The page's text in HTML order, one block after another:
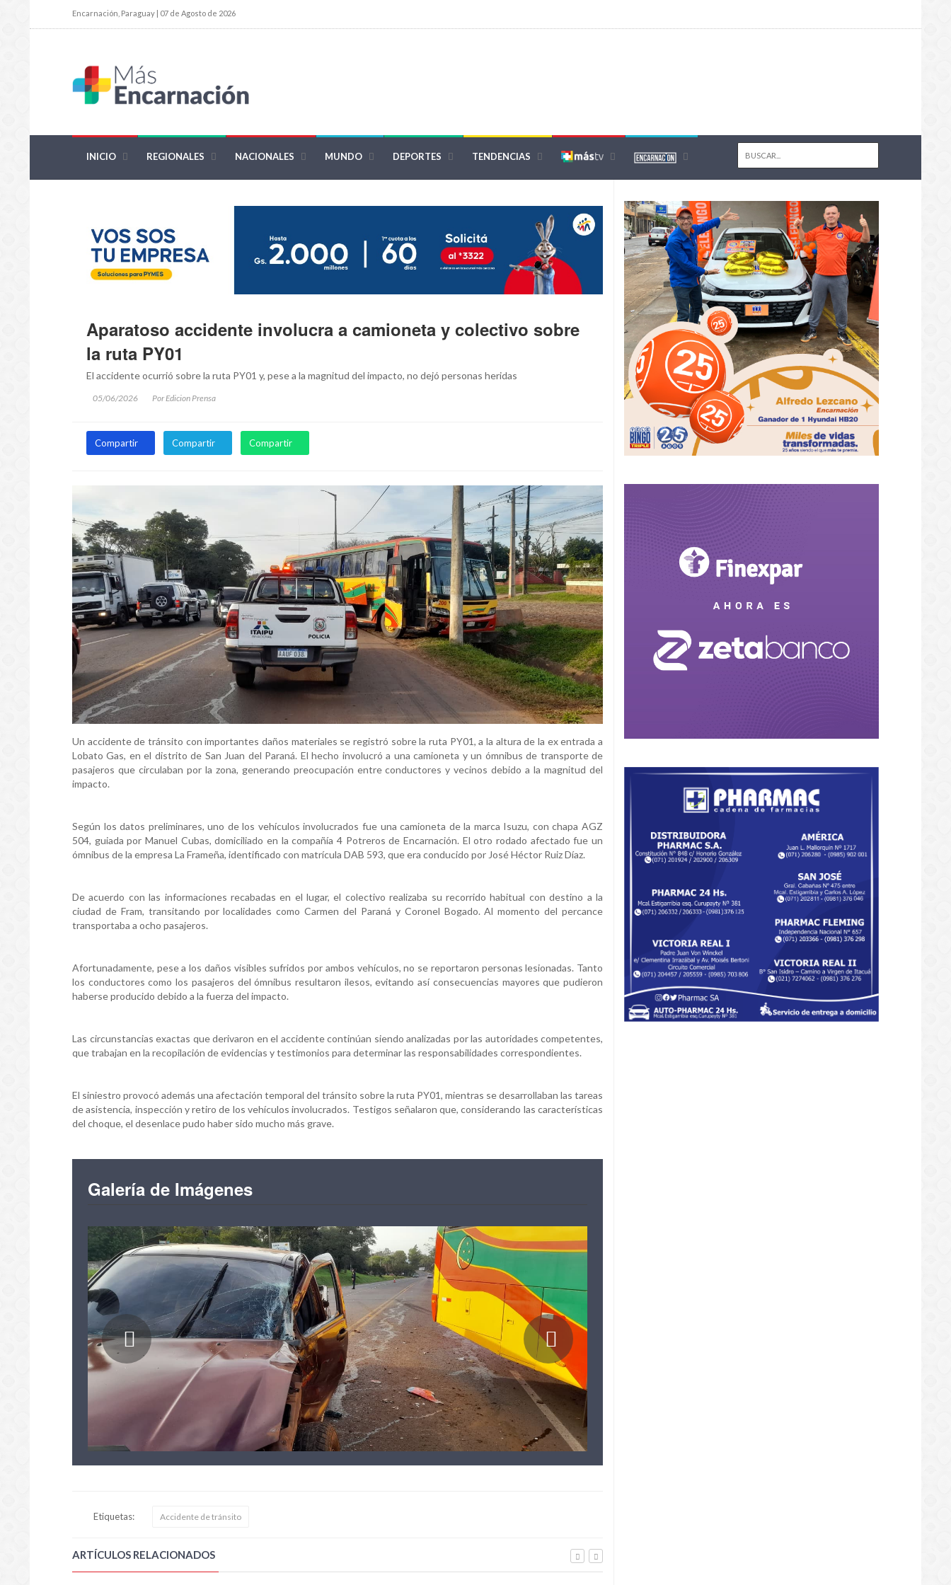
Encarnación, Paraguay | 07 de Agosto de 2026
INICIO REGIONALES NACIONALES MUNDO DEPORTES TENDENCIAS
Aparatoso accidente involucra a camioneta y colectivo sobre
la ruta PY01
El accidente ocurrió sobre la ruta PY01 y, pese a la magnitud del impacto, no dejó personas heridas
05/06/2026 Por Edicion Prensa
Compartir Compartir Compartir
Un accidente de tránsito con importantes daños materiales se registró sobre la ruta PY01, a la altura de la ex entrada a
Lobato Gas, en el distrito de San Juan del Paraná. El hecho involucró a una camioneta y un ómnibus de transporte de
pasajeros que circulaban por la zona, generando preocupación entre conductores y vecinos debido a la magnitud del
impacto.
Según los datos preliminares, uno de los vehículos involucrados fue una camioneta de la marca Isuzu, con chapa AGZ
504, guiada por Manuel Cubas, domiciliado en la compañía 4 Potreros de Encarnación. El otro rodado afectado fue un
ómnibus de la empresa La Frameña, identificado con matrícula DAB 593, que era conducido por José Héctor Ruiz Díaz.
De acuerdo con las informaciones recabadas en el lugar, el colectivo realizaba su recorrido habitual con destino a la
ciudad de Fram, transitando por localidades como Carmen del Paraná y Coronel Bogado. Al momento del percance
transportaba a ocho pasajeros.
Afortunadamente, pese a los daños visibles sufridos por ambos vehículos, no se reportaron personas lesionadas. Tanto
los conductores como los pasajeros del ómnibus resultaron ilesos, evitando así consecuencias mayores que pudieron
haberse producido debido a la fuerza del impacto.
Las circunstancias exactas que derivaron en el accidente continúan siendo analizadas por las autoridades competentes,
que trabajan en la recopilación de evidencias y testimonios para determinar las responsabilidades correspondientes.
El siniestro provocó además una afectación temporal del tránsito sobre la ruta PY01, mientras se desarrollaban las tareas
de asistencia, inspección y retiro de los vehículos involucrados. Testigos señalaron que, considerando las características
del choque, el desenlace pudo haber sido mucho más grave.
Galería de Imágenes
Etiquetas: Accidente de tránsito
ARTÍCULOS RELACIONADOS